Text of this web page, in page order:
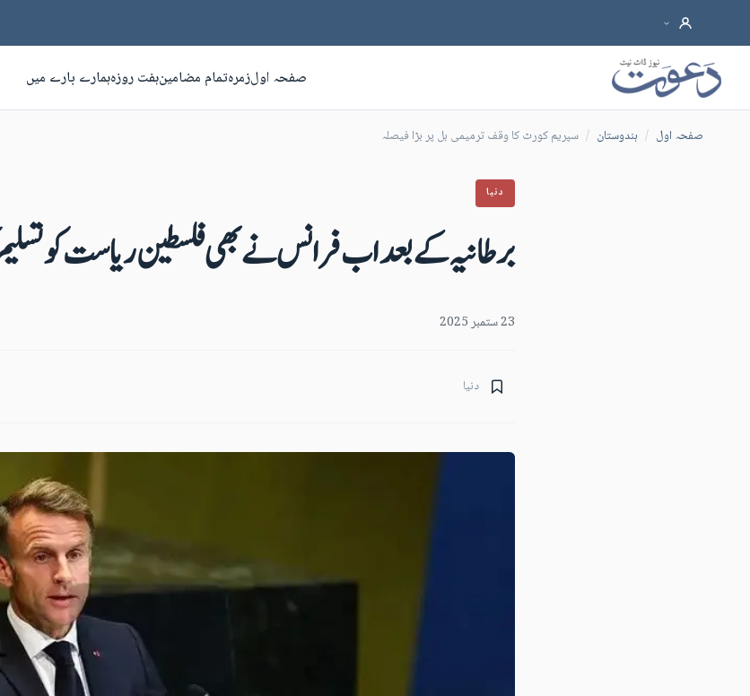
صفحہ اولزمرہتمام مضامینہفت روزہہمارے بارے میں
صفحہ اول / ہندوستان / سپریم کورٹ کا وقف ترمیمی بل پر بڑا فیصلہ
دنیا
برطانیہ کے بعد اب فرانس نے بھی فلسطین ریاست کو
23 ستمبر 2025
دنیا